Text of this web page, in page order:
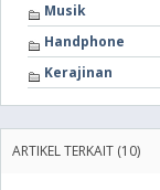
Musik
Handphone
Kerajinan
ARTIKEL TERKAIT (10)